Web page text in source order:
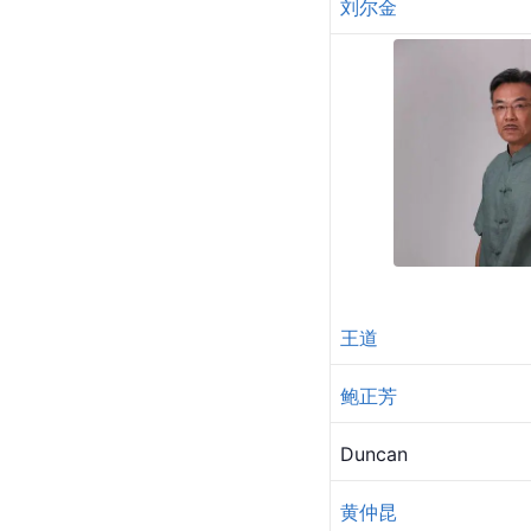
刘尔金
王道
鲍正芳
Duncan
黄仲昆